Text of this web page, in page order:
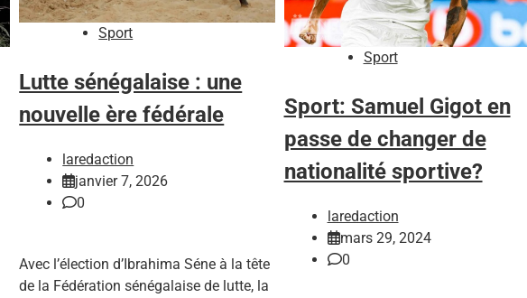
Sport
Lutte sénégalaise : une
nouvelle ère fédérale
laredaction
janvier 7, 2026
0
Avec l’élection d’Ibrahima Séne à la tête
de la Fédération sénégalaise de lutte, la
Sport
Sport: Samuel Gigot en
passe de changer de
nationalité sportive?
laredaction
mars 29, 2024
0